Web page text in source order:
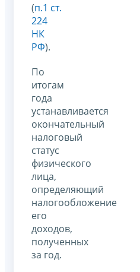
(п.1 ст.
224
НК
РФ).
По
итогам
года
устанавливается
окончательный
налоговый
статус
физического
лица,
определяющий
налогообложение
его
доходов,
полученных
за год.